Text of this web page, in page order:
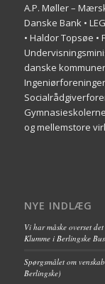
A.P. Møller –
Danske Bank •
• Haldor Topsøe •
danske kommuner
og mellemstore
NYE INDLÆG
Vi har måske overset
Klumme i Berlingske
Spørgsmålet om
Berlingske)